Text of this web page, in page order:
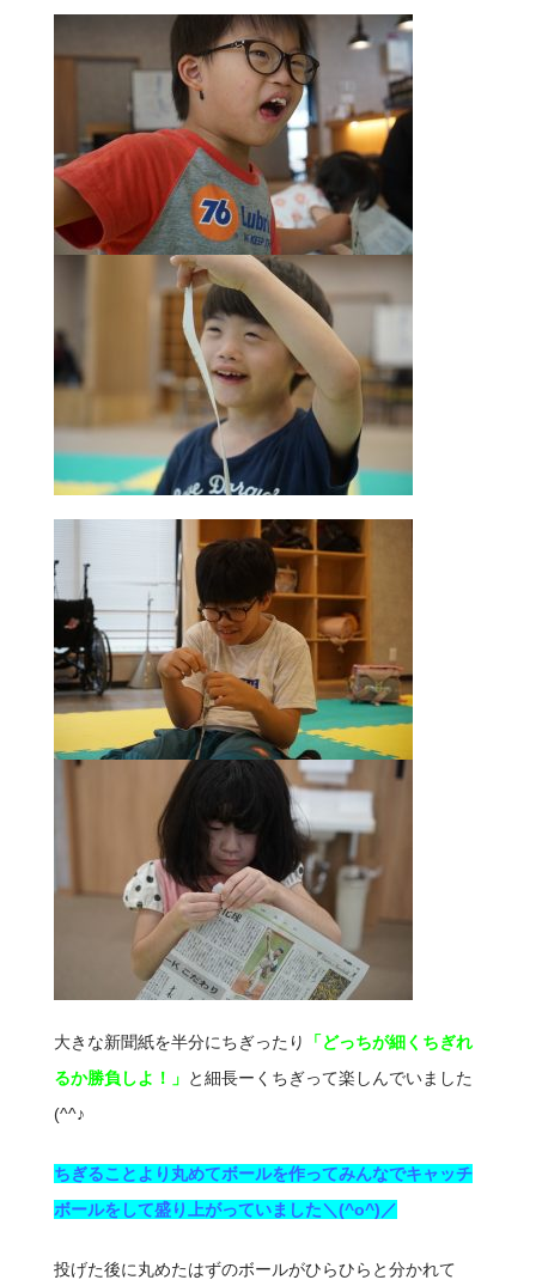
大きな新聞紙を半分にちぎったり
「どっちが細くちぎれ
るか勝負しよ！」 と細長ーくちぎって楽しんでいました
(^^♪
ちぎることより丸めてボールを作ってみんなでキャッチ
ボールをして盛り上がっていました＼(^o^)／
投げた後に丸めたはずのボールがひらひらと分かれて